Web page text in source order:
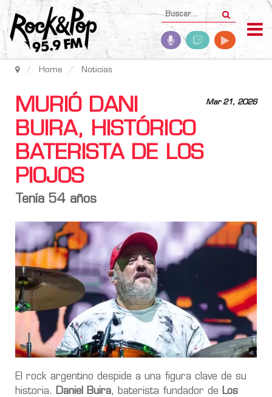
Home Noticias
Mar 21, 2026
MURIÓ DANI
BUIRA, HISTÓRICO
BATERISTA DE LOS
PIOJOS
Tenía 54 años
El rock argentino despide a una figura clave de su
historia.
Daniel Buira, baterista fundador de Los